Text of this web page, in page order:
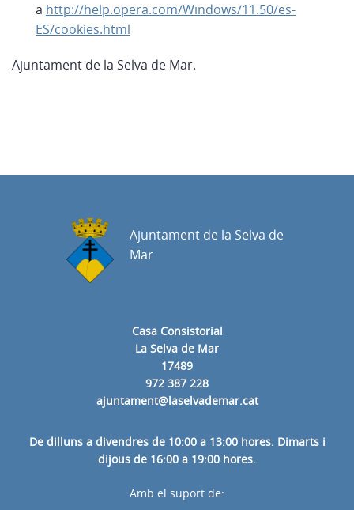
a http://help.opera.com/Windows/11.50/es-
ES/cookies.html
Ajuntament de la Selva de Mar.
Casa Consistorial
La Selva de Mar
17489
972 387 228
ajuntament@laselvademar.cat
De dilluns a divendres de 10:00 a 13:00 hores. Dimarts i
dijous de 16:00 a 19:00 hores.
Ajuntament de la Selva de
Mar
Amb el suport de: